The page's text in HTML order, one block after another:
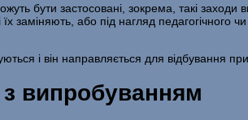
бути застосовані, зокрема, такі
заміняють, або під нагляд педагогічного
і він направляється для відбування
з випробуванням